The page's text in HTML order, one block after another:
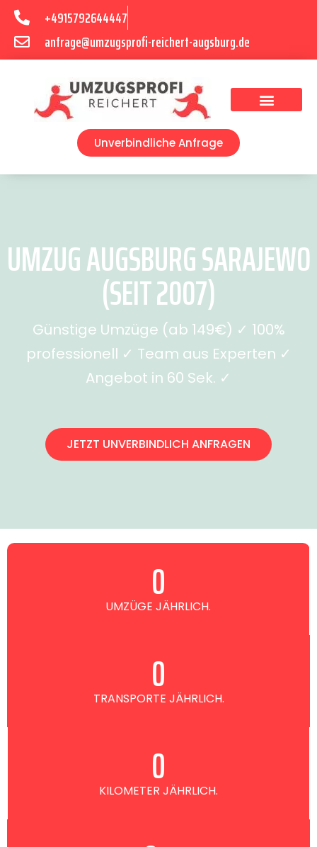
+4915792644447
anfrage@umzugsprofi-reichert-augsburg.de
Unverbindliche Anfrage
UMZUG AUGSBURG SARAJEWO
(SEIT 2007)
Günstige Umzüge (ab 149€) ✓ 100%
professionell ✓ Team aus Experten ✓
Angebot in 60 Sek. ✓
JETZT UNVERBINDLICH ANFRAGEN
UMZÜGE JÄHRLICH.
0
TRANSPORTE JÄHRLICH.
0
KILOMETER JÄHRLICH.
0